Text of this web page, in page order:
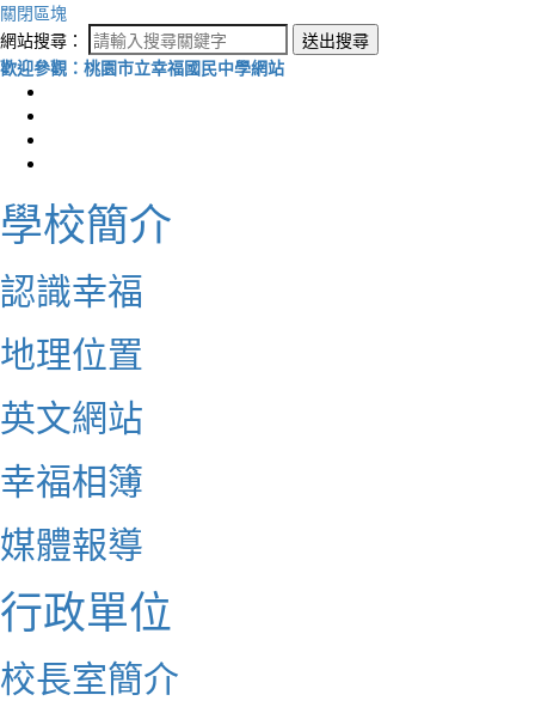
關閉區塊
網站搜尋：
送出搜尋
歡迎參觀：桃園市立幸福國民中學網站
學校簡介
認識幸福
地理位置
英文網站
幸福相簿
媒體報導
行政單位
校長室簡介